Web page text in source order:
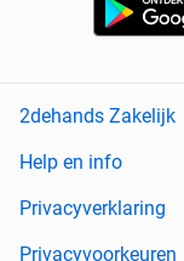
2dehands Zakelijk
Help en info
Privacyverklaring
Privacyvoorkeuren